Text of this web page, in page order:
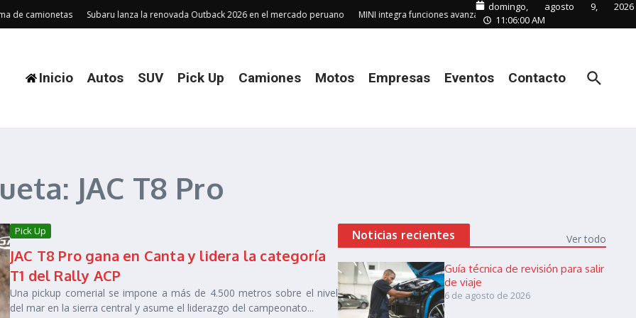
de camionetas Subaru lanza la renovada Outback 2026 en el mercado peruano MINI integra funciones avanzadas de conectividad remota en Perú
domingo, agosto 9, 2026
11:06:01 AM
Inicio Autos SUV Pick Up Camiones Motos Empresas Eventos Contacto
JAC T8 Pro
Pick Up
JAC T8 Pro gana en Canta y lidera la categoría
T1 del Rally ACP
Una pickup comerial se impone a más de 4.500 metros sobre el nivel
del mar en la sierra central y asume el liderazgo del campeonato...
Noticias recientes Ver todo
Guía técnica de revisión para salir
de viaje
6 de agosto de 2026